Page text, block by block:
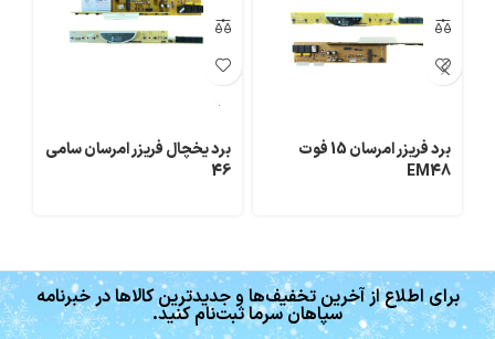
برد فریزر امرسان 15 فوت
EM48
برد یخچال فریزر امرسان سامی
46
برای اطلاع از آخرین تخفیف‌ها و جدیدترین کالاها در خبرنامه
سپاهان سرما ثبت‌نام کنید.